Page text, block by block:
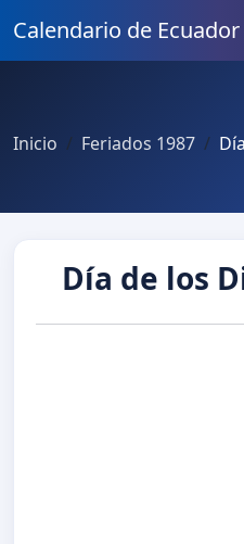
Calendario de Ecuador
Inicio Feriados 1987
Día de los